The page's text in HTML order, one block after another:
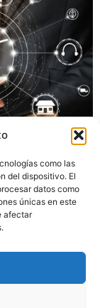
como las
del dispositivo. El
datos como
únicas en este
afectar
para el éxito
que
de
provocar